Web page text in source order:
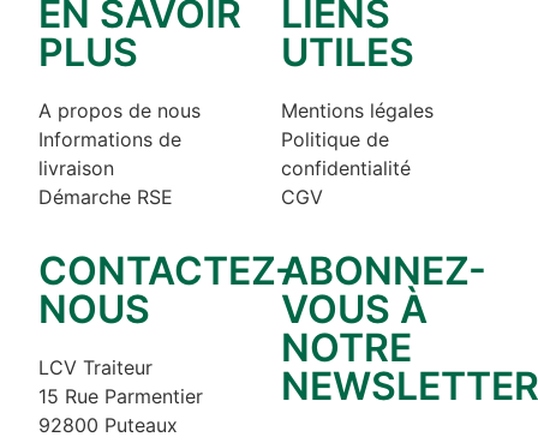
EN SAVOIR
PLUS
A propos de nous
Informations de
livraison
Démarche RSE
LIENS
UTILES
Mentions légales
Politique de
confidentialité
CGV
CONTACTEZ-
NOUS
LCV Traiteur
15 Rue Parmentier
92800 Puteaux
ABONNEZ-
VOUS À
NOTRE
NEWSLETTER